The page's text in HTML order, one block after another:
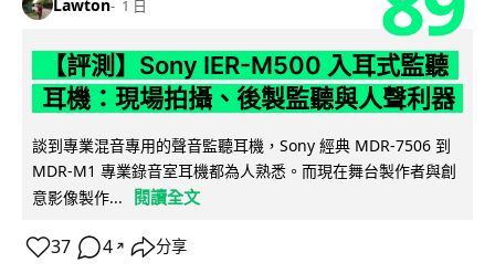
Lawton 1 日
【評測】Sony IER-M500 入耳式監聽
耳機：現場拍攝、後製監聽與人聲利器
談到專業混音專用的聲音監聽耳機，Sony 經典 MDR-7506 到
MDR-M1 專業錄音室耳機都為人熟悉。而現在舞台製作者與創
意影像製作...
閱讀全文
37 4 ↗ 分享